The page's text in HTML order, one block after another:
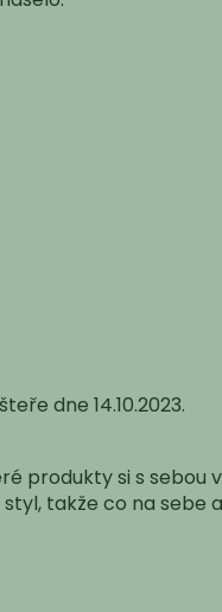
dne 14.10.2023.
produkty si s sebou
takže co na sebe